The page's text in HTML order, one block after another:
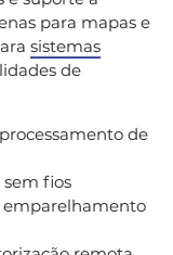
para mapas e
sistemas
de
de
sem fios
emparelhamento